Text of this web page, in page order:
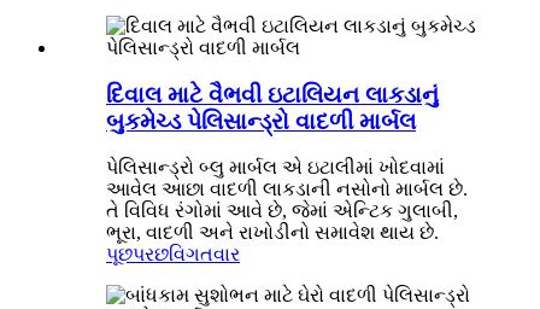
દિવાલ માટે વૈભવી ઇટાલિયન લાકડાનું
બુકમેચ્ડ પેલિસાન્ડ્રો વાદળી માર્બલ
પેલિસાન્ડ્રો બ્લુ માર્બલ એ ઇટાલીમાં ખોદવામાં
આવેલ આછા વાદળી લાકડાની નસોનો માર્બલ છે.
તે વિવિધ રંગોમાં આવે છે, જેમાં એન્ટિક ગુલાબી,
ભૂરા, વાદળી અને રાખોડીનો સમાવેશ થાય છે.
પૂછપરછવિગતવાર